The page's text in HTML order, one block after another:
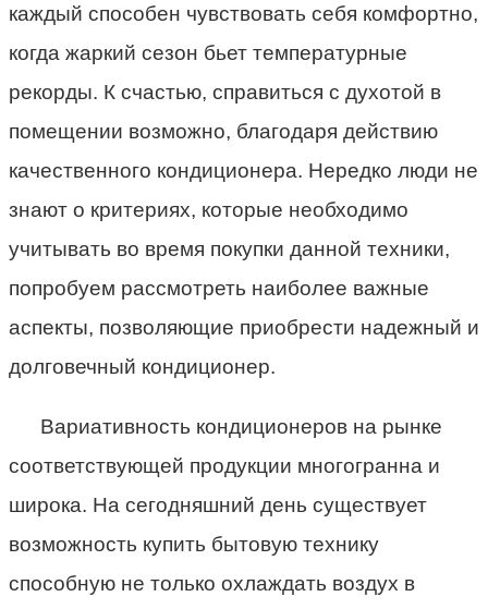
каждый способен чувствовать себя комфортно,
когда жаркий сезон бьет температурные
рекорды. К счастью, справиться с духотой в
помещении возможно, благодаря действию
качественного кондиционера. Нередко люди не
знают о критериях, которые необходимо
учитывать во время покупки данной техники,
попробуем рассмотреть наиболее важные
аспекты, позволяющие приобрести надежный и
долговечный кондиционер.
Вариативность кондиционеров на рынке
соответствующей продукции многогранна и
широка. На сегодняшний день существует
возможность купить бытовую технику
способную не только охлаждать воздух в